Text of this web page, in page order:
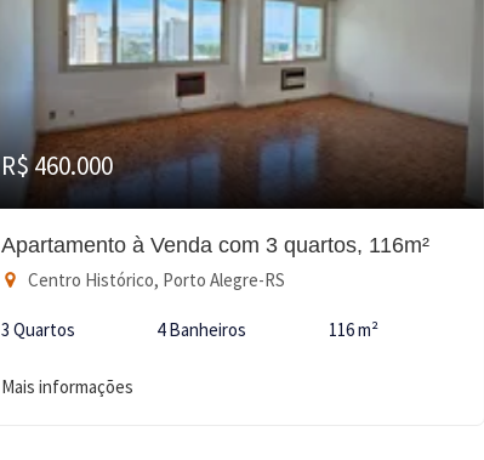
R$ 460.000
Apartamento à Venda com 3 quartos, 116m²
Centro Histórico, Porto Alegre-RS
3 Quartos 4 Banheiros 116 m²
Mais informações